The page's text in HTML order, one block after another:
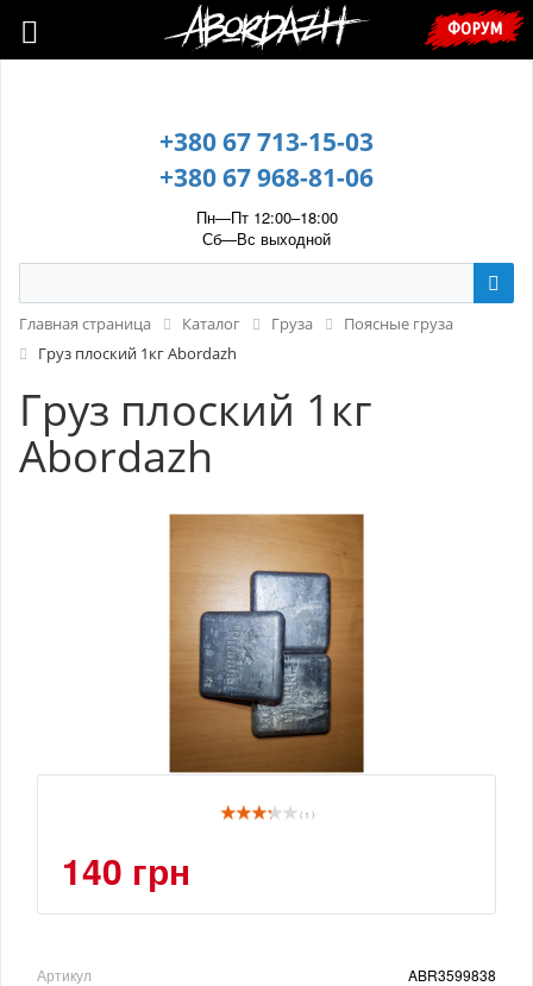
🇺🇦 У зв’язку з воєнним станом, прохання уточнювати ціну та
наявність у менеджера. 🇺🇦
+380 67 713-15-03
+380 67 968-81-06
Пн—Пт 12:00–18:00
Сб—Вс выходной
ФОРУМ
Главная страница Каталог Груза
Поясные груза
Груз плоский 1кг Abordazh
Груз плоский 1кг
Abordazh
( 1 )
140 грн
Артикул
ABR3599838